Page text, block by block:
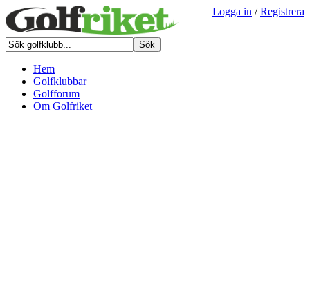
Logga in /Registrera
Hem
Golfklubbar
Golfforum
Om Golfriket